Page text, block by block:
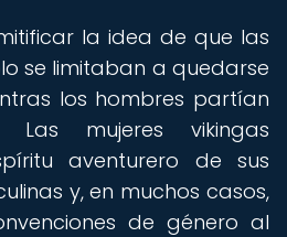
la idea de que las
se limitaban a quedarse
los hombres partían
mujeres vikingas
aventurero de sus
y, en muchos casos,
de género al